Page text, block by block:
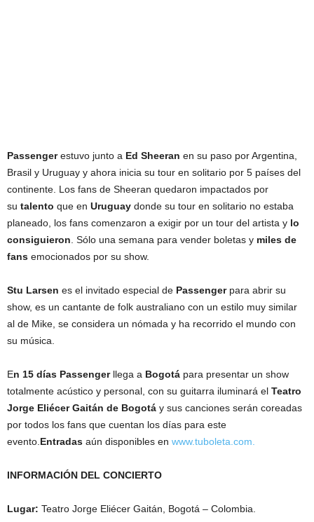
Passengerestuvo junto a Ed Sheeran en su paso por Argentina,
Brasil y Uruguay y ahora inicia su tour en solitario por 5 países del
continente. Los fans de Sheeran quedaron impactados por
su talento que en Uruguay donde su tour en solitario no estaba
planeado, los fans comenzaron a exigir por un tour del artista y lo
consiguieron . Sólo una semana para vender boletas y miles de
fans emocionados por su show.
Stu Larsen es el invitado especial de Passenger para abrir su
show, es un cantante de folk australiano con un estilo muy similar
al de Mike, se considera un nómada y ha recorrido el mundo con
su música.
En 15 días Passenger llega a Bogotá para presentar un show
totalmente acústico y personal, con su guitarra iluminará el Teatro
Jorge Eliécer Gaitán de Bogotá y sus canciones serán coreadas
por todos los fans que cuentan los días para este
evento. Entradas aún disponibles en www.tuboleta.com
INFORMACIÓN DEL CONCIERTO
Lugar: Teatro Jorge Eliécer Gaitán, Bogotá – Colombia.